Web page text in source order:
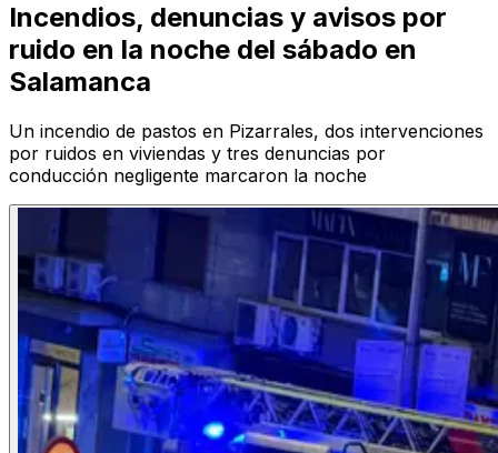
Incendios, denuncias y avisos por
ruido en la noche del sábado en
Salamanca
Un incendio de pastos en Pizarrales, dos intervenciones
por ruidos en viviendas y tres denuncias por
conducción negligente marcaron la noche